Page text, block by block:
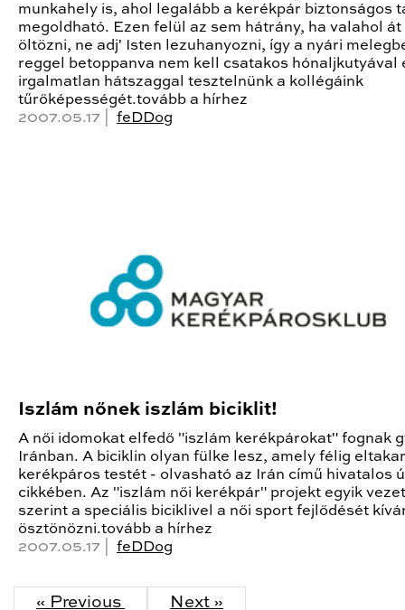
munkahely is, ahol legalább a kerékpár biztonságos
megoldható. Ezen felül az sem hátrány, ha valahol át
öltözni, ne adj' Isten lezuhanyozni, így a nyári
reggel betoppanva nem kell csatakos hónaljkutyával
irgalmatlan hátszaggal tesztelnünk a kollégáink
tűrőképességét.tovább a hírhez
2007.05.17 | feDDog
Iszlám nőnek iszlám biciklit!
A női idomokat elfedő "iszlám kerékpárokat" fognak
Iránban. A biciklin olyan fülke lesz, amely félig
kerékpáros testét - olvasható az Irán című hivatalos
cikkében. Az "iszlám női kerékpár" projekt egyik
szerint a speciális biciklivel a női sport fejlődését
ösztönözni.tovább a hírhez
2007.05.17 | feDDog
« Previous Next »